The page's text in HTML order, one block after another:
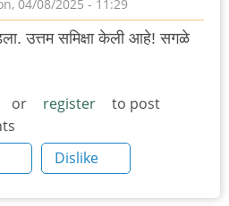
04/08/2025 - 11:29
उत्तम समिक्षा केली आहे! सगळे
or register
to post
Dislike